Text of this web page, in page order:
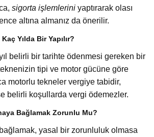
sigorta işlemlerini yaptırarak olası
altına almanız da önerilir.
Yılda Bir Yapılır?
belirli bir tarihte ödenmesi gereken bir
tipi ve motor gücüne göre
motorlu tekneler vergiye tabidir,
belirli koşullarda vergi ödemezler.
Bağlamak Zorunlu Mu?
yasal bir zorunluluk olmasa